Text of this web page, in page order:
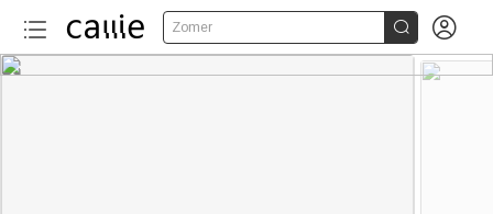
Zomer  